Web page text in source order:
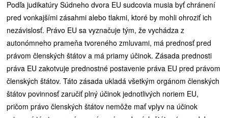
Podľa judikatúry Súdneho dvora EU sudcovia musia byť chránení
pred vonkajšími zásahmi alebo tlakmi, ktoré by mohli ohroziť ich
nezávislosť. Právo EU sa vyznačuje tým, že vychádza z
autonómneho prameňa tvoreného zmluvami, má prednosť pred
právom členských štátov a má priamy účinok. Zásada prednosti
práva EU zakotvuje prednostné postavenie práva EU pred právom
členských štátov. Táto zásada ukladá všetkým orgánom členských
štátov povinnosť zaručiť plný účinok jednotlivých noriem EU,
pričom právo členských štátov nemôže mať vplyv na účinok